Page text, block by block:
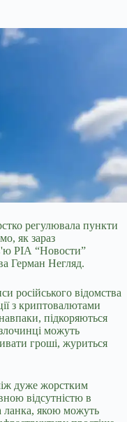
регулювала пункти
як зараз
РІА “Новости”
Герман Негляд.
російського відомства
з криптовалютами
підкоряються
можуть
гроші, журиться
дуже жорстким
відсутністю в
ланка, якою можуть